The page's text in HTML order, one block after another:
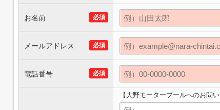
必須
お名前
必須
メールアドレス
必須
電話番号
【大野モータープールへのお問い